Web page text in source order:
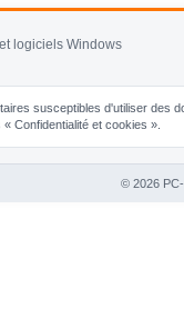
logiciels Windows
susceptibles d'utiliser
Confidentialité et cookies ».
© 2026